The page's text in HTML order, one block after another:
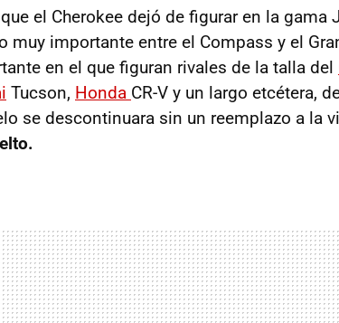
el Cherokee dejó de figurar en la gama
muy importante entre el Compass y el
en el que figuran rivales de la talla del
Tucson, Honda CR-V y un largo etcétera,
se descontinuara sin un reemplazo a la